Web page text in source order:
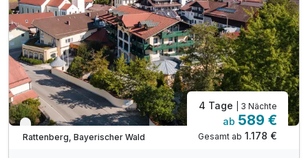
Nur noch bis September
Rattenberg, Bayerischer Wald
4 Tage | 3 Nächte
ab 589 €
Gesamt ab 1.178 €